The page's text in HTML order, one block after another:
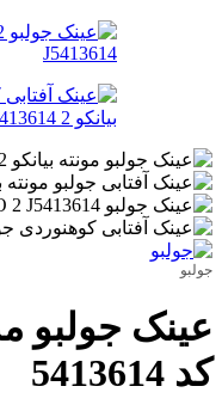
جولبو
کد 5413614